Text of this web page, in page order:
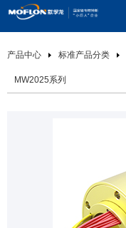
产品中心 标准产品分类
MW2025系列